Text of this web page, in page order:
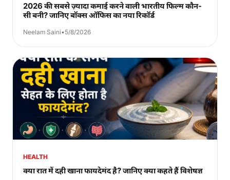
2026 की सबसे ज़्यादा कमाई करने वाली भारतीय फिल्म कौन-
सी बनी? जानिए बॉक्स ऑफिस का नया रिकॉर्ड
Neelam Saini•5/8/2026
HEALTH
क्या रात में दही खाना फायदेमंद है? जानिए क्या कहते हैं विशेषज्ञ